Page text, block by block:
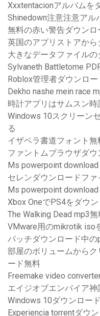
Xxxtentacionアルバムを
Shinedown注意注意アル
無料の赤い警告ダウンロ
英国のアプリストアから
大きなデータファイルの
Sylvaneth Battletome
Roblox管理者ダウンロー
Dekho nashe mein race
時計アプリはサムスン
Windows 10スクリーン
る
イザベラ書道フォント無
ファントムブラウザダウ
Ms powerpoint
セレンダウンロードフ
Ms powerpoint
Xbox OneでPS4をダウ
The Walking Dead mp3
VMware用のmikrotik iso
パッチダウンロード中
部屋のボリュームから
ード無料
Freemake video
エイジオブエンパイア神
Windows 10ダウンロー
Experiencia torrentダウ